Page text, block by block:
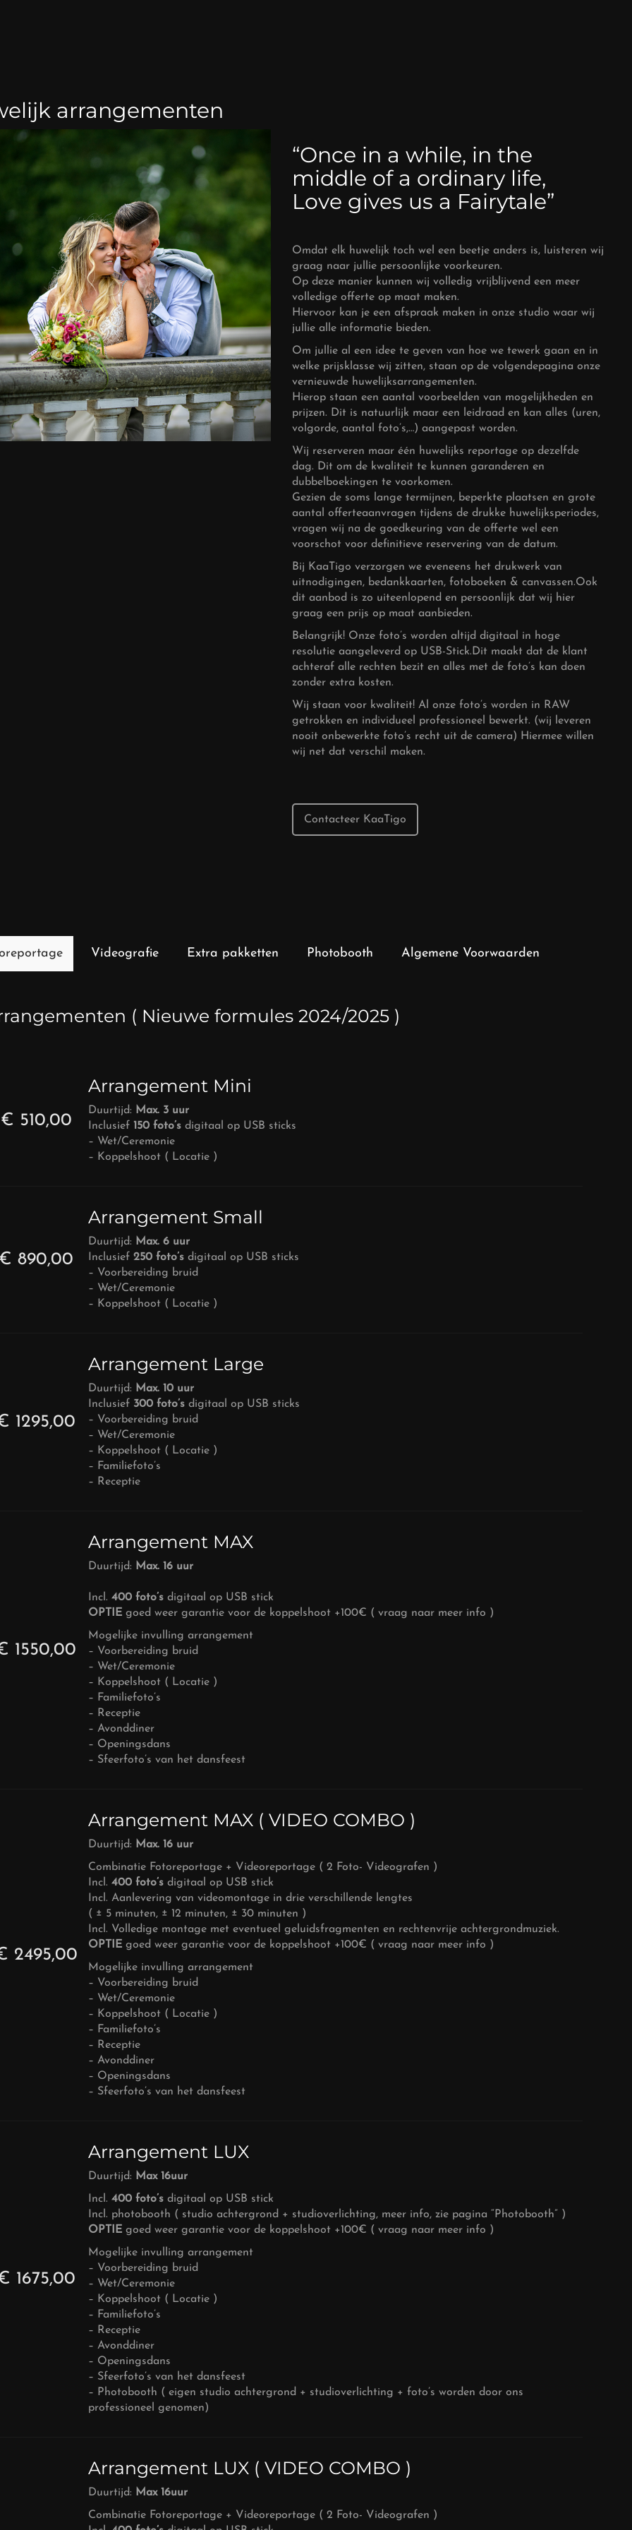
arrangementen
“Once in a while, in the
middle of a ordinary life,
Love gives us a Fairytale”
Omdat elk huwelijk toch wel een beetje anders is, luisteren wij
graag naar jullie persoonlijke voorkeuren.
Op deze manier kunnen wij volledig vrijblijvend een meer
volledige offerte op maat maken.
Hiervoor kan je een afspraak maken in onze studio waar wij
jullie alle informatie bieden.
Om jullie al een idee te geven van hoe we tewerk gaan en in
welke prijsklasse wij zitten, staan op de volgendepagina onze
vernieuwde huwelijksarrangementen.
Hierop staan een aantal voorbeelden van mogelijkheden en
prijzen. Dit is natuurlijk maar een leidraad en kan alles (uren,
volgorde, aantal foto’s,…) aangepast worden.
Wij reserveren maar één huwelijks reportage op dezelfde
dag. Dit om de kwaliteit te kunnen garanderen en
dubbelboekingen te voorkomen.
Gezien de soms lange termijnen, beperkte plaatsen en grote
aantal offerteaanvragen tijdens de drukke huwelijksperiodes,
vragen wij na de goedkeuring van de offerte wel een
voorschot voor definitieve reservering van de datum.
Bij KaaTigo verzorgen we eveneens het drukwerk van
uitnodigingen, bedankkaarten, fotoboeken & canvassen.Ook
dit aanbod is zo uiteenlopend en persoonlijk dat wij hier
graag een prijs op maat aanbieden.
Belangrijk! Onze foto’s worden altijd digitaal in hoge
resolutie aangeleverd op USB-Stick.Dit maakt dat de klant
achteraf alle rechten bezit en alles met de foto’s kan doen
zonder extra kosten.
Wij staan voor kwaliteit! Al onze foto’s worden in RAW
getrokken en individueel professioneel bewerkt. (wij leveren
nooit onbewerkte foto’s recht uit de camera) Hiermee willen
wij net dat verschil maken.
Contacteer KaaTigo
Videografie Extra pakketten Photobooth Algemene Voorwaarden
( Nieuwe formules 2024/2025 )
€ 510,00
Arrangement Mini
Duurtijd: Max. 3 uur
Inclusief 150 foto’s digitaal op USB sticks
– Wet/Ceremonie
– Koppelshoot ( Locatie )
€ 890,00
Arrangement Small
Duurtijd: Max. 6 uur
Inclusief 250 foto’s digitaal op USB sticks
– Voorbereiding bruid
– Wet/Ceremonie
– Koppelshoot ( Locatie )
1295,00
Arrangement Large
Duurtijd: Max. 10 uur
Inclusief 300 foto’s digitaal op USB sticks
– Voorbereiding bruid
– Wet/Ceremonie
– Koppelshoot ( Locatie )
– Familiefoto’s
– Receptie
1550,00
Arrangement MAX
Duurtijd: Max. 16 uur
Incl. 400 foto’s digitaal op USB stick
OPTIE goed weer garantie voor de koppelshoot +100€ ( vraag naar meer info )
Mogelijke invulling arrangement
– Voorbereiding bruid
– Wet/Ceremonie
– Koppelshoot ( Locatie )
– Familiefoto’s
– Receptie
– Avonddiner
– Openingsdans
– Sfeerfoto’s van het dansfeest
2495,00
Arrangement MAX ( VIDEO COMBO )
Duurtijd: Max. 16 uur
Combinatie Fotoreportage + Videoreportage ( 2 Foto- Videografen )
Incl. 400 foto’s digitaal op USB stick
Incl. Aanlevering van videomontage in drie verschillende lengtes
( ± 5 minuten, ± 12 minuten, ± 30 minuten )
Incl. Volledige montage met eventueel geluidsfragmenten en rechtenvrije achtergrondmuziek.
OPTIE goed weer garantie voor de koppelshoot +100€ ( vraag naar meer info )
Mogelijke invulling arrangement
– Voorbereiding bruid
– Wet/Ceremonie
– Koppelshoot ( Locatie )
– Familiefoto’s
– Receptie
– Avonddiner
– Openingsdans
– Sfeerfoto’s van het dansfeest
1675,00
Arrangement LUX
Duurtijd: Max 16uur
Incl. 400 foto’s digitaal op USB stick
Incl. photobooth ( studio achtergrond + studioverlichting, meer info, zie pagina “Photobooth” )
OPTIE goed weer garantie voor de koppelshoot +100€ ( vraag naar meer info )
Mogelijke invulling arrangement
– Voorbereiding bruid
– Wet/Ceremonie
– Koppelshoot ( Locatie )
– Familiefoto’s
– Receptie
– Avonddiner
– Openingsdans
– Sfeerfoto’s van het dansfeest
– Photobooth ( eigen studio achtergrond + studioverlichting + foto’s worden door ons
professioneel genomen)
Arrangement LUX ( VIDEO COMBO )
Duurtijd: Max 16uur
Combinatie Fotoreportage + Videoreportage ( 2 Foto- Videografen )